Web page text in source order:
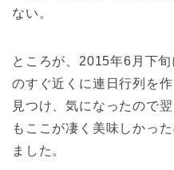
ない。
ところが、2015年6月下
のすぐ近くに連日行列を
見つけ、気になったので
もここが凄く美味しかっ
ました。